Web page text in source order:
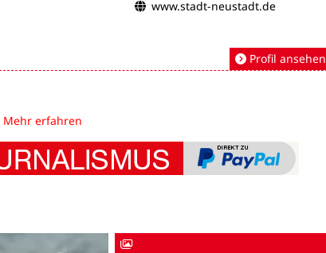
www.stadt-neustadt.de
Profil ansehen
Mehr erfahren